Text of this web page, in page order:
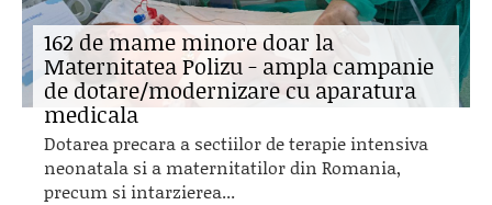
162 de mame minore doar la
Maternitatea Polizu - ampla campanie
de dotare/modernizare cu aparatura
medicala
Dotarea precara a sectiilor de terapie intensiva
neonatala si a maternitatilor din Romania,
precum si intarzierea...